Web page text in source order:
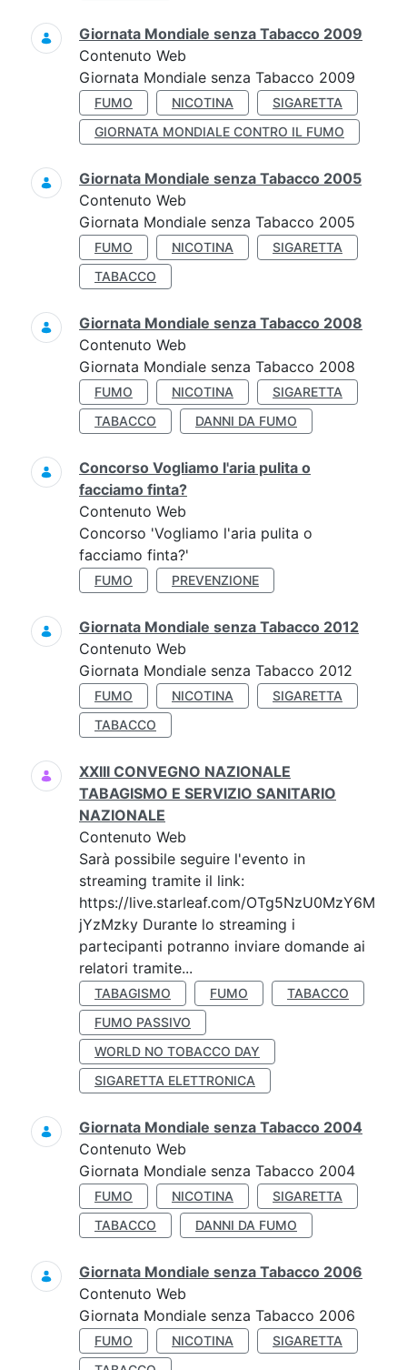
Giornata Mondiale senza Tabacco 2009
Contenuto Web
Giornata Mondiale senza Tabacco 2009
FUMO NICOTINA
SIGARETTA
GIORNATA MONDIALE CONTRO IL FUMO
Giornata Mondiale senza Tabacco 2005
Contenuto Web
Giornata Mondiale senza Tabacco 2005
FUMO NICOTINA
SIGARETTA
TABACCO
Giornata Mondiale senza Tabacco 2008
Contenuto Web
Giornata Mondiale senza Tabacco 2008
FUMO NICOTINA
SIGARETTA
TABACCO
DANNI DA FUMO
Concorso Vogliamo l'aria pulita o
facciamo finta?
Contenuto Web
Concorso 'Vogliamo l'aria pulita o
facciamo finta?'
FUMO PREVENZIONE
Giornata Mondiale senza Tabacco 2012
Contenuto Web
Giornata Mondiale senza Tabacco 2012
FUMO NICOTINA
SIGARETTA
TABACCO
XXIII CONVEGNO NAZIONALE
TABAGISMO E SERVIZIO SANITARIO
NAZIONALE
Contenuto Web
Sarà possibile seguire l'evento in
streaming tramite il link:
https://live.starleaf.com/OTg5NzU0MzY6M
jYzMzky Durante lo streaming i
partecipanti potranno inviare domande ai
relatori tramite...
TABAGISMO FUMO
TABACCO
FUMO PASSIVO
WORLD NO TOBACCO DAY
SIGARETTA ELETTRONICA
Giornata Mondiale senza Tabacco 2004
Contenuto Web
Giornata Mondiale senza Tabacco 2004
FUMO NICOTINA
SIGARETTA
TABACCO
DANNI DA FUMO
Giornata Mondiale senza Tabacco 2006
Contenuto Web
Giornata Mondiale senza Tabacco 2006
FUMO NICOTINA
SIGARETTA